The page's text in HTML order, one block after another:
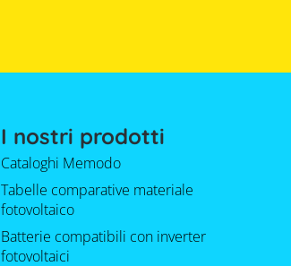
I nostri prodotti
Cataloghi Memodo
Tabelle comparative materiale
fotovoltaico
Batterie compatibili con inverter
fotovoltaici